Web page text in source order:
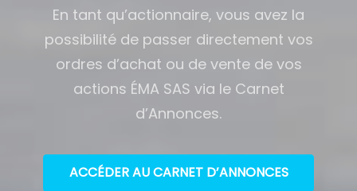
En tant qu’actionnaire, vous avez la
possibilité de passer directement vos
ordres d’achat ou de vente de vos
actions ÉMA SAS via le Carnet
d’Annonces.
ACCÉDER AU CARNET D’ANNONCES